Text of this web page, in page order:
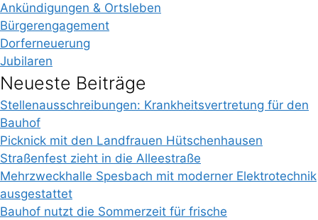
Ankündigungen & Ortsleben
Bürgerengagement
Dorferneuerung
Jubilaren
Neueste Beiträge
Stellenausschreibungen: Krankheitsvertretung für den
Bauhof
Picknick mit den Landfrauen Hütschenhausen
Straßenfest zieht in die Alleestraße
Mehrzweckhalle Spesbach mit moderner Elektrotechnik
ausgestattet
Bauhof nutzt die Sommerzeit für frische